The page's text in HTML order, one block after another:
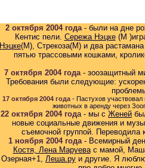
2 октября 2004 года- были на дне
Кентис пели. Сережа Нэцке(М
Нэцке(М), Стрекоза(М) и два
пятью трассовыми кошками,
7 октября 2004 года- зоозащитный
Требования были следующие:
17 октября 2004 года - Пастухов
животных в аренду через
22 октября 2004 года - мы с Женей
новые социальные движения и
съемочной группой.
1 ноября 2004 года - Всемирный
Костя, Лена Маруевас мамой,
Озерная+1, Леша.ру и другие. Я